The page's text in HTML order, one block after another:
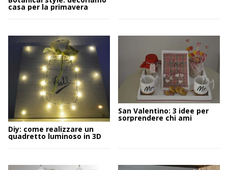
casa per la primavera
Diy: come realizzare un
quadretto luminoso in 3D
San Valentino: 3 idee per
sorprendere chi ami